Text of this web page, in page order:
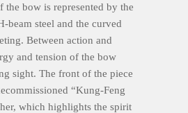
the bow is represented by the
beam steel and the curved
Between action and
and tension of the bow
sight. The front of the piece
“Kung-Feng
which highlights the spirit